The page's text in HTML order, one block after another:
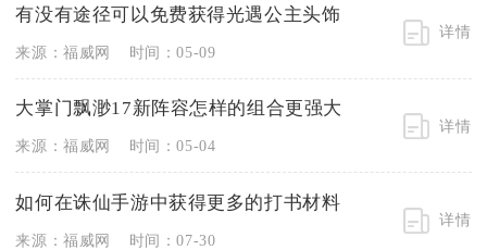
有没有途径可以免费获得光遇公主头饰
来源：福威网 时间：05-09
详情
大掌门飘渺17新阵容怎样的组合更强大
来源：福威网 时间：05-04
详情
如何在诛仙手游中获得更多的打书材料
来源：福威网 时间：07-30
详情